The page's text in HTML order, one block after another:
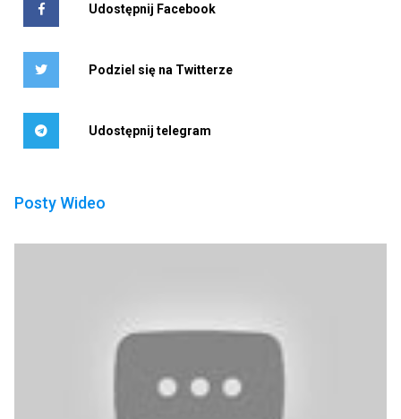
Udostępnij Facebook
Podziel się na Twitterze
Udostępnij telegram
Posty Wideo